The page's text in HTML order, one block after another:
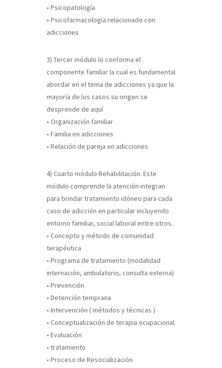
• Psicopatología
• Psicofarmacología relacionado con
adicciones
3) Tercer módulo lo conforma el
componente familiar la cual es fundamental
abordar en el tema de adicciones ya que la
mayoría de los casos su origen se
desprende de aquí
• Organización familiar
• Familia en adicciones
• Relación de pareja en adicciones
4) Cuarto módulo Rehabilitación. Este
módulo comprende la atención integran
para brindar tratamiento idóneo para cada
caso de adicción en particular incluyendo
entorno familiar, social laboral entre otros.
• Concepto y método de comunidad
terapéutica
• Programa de tratamiento (modalidad
internación, ambulatorio, consulta externa)
• Prevención
• Detención temprana
• Intervención ( métodos y técnicas )
• Conceptualización de terapia ocupacional
• Evaluación
• tratamiento
• Proceso de Resocialización